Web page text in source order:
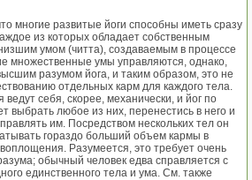
многие развитые йоги способны иметь сразу
из которых обладает собственным
умом (читта), создаваемым в процессе
множественные умы управляются, однако,
разумом йога, и таким образом, это не
отдельных карм для каждого тела.
себя, скорее, механически, и йог по
выбрать любое из них, перенестись в него и
им. Посредством нескольких тел он
гораздо больший объем кармы в
Разумеется, это требует очень
обычный человек едва справляется с
единственного тела и ума. См. также